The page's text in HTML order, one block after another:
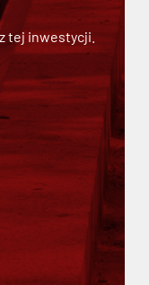
tej inwestycji.